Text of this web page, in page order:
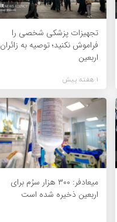
تجهیزات پزشکی شخصی را
فراموش نکنید؛ توصیه به زائران
اربعین
1 هفته پیش
میعادفر: ۳۰۰ هزار سرُم برای
اربعین ذخیره شده است